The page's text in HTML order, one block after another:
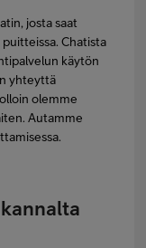
josta saat
Chatista
käytön
yhteyttä
olemme
Autamme